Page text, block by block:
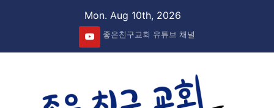
Mon. Aug 10th, 2026
좋은친구교회 유튜브 채널